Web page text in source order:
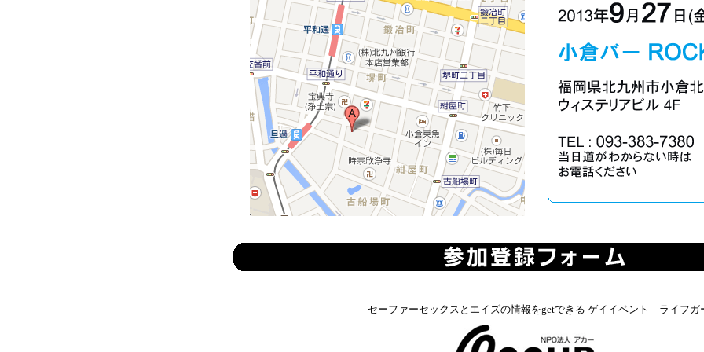
セーファーセックスとエイズの情報をgetできる ゲイイベント ライフガ